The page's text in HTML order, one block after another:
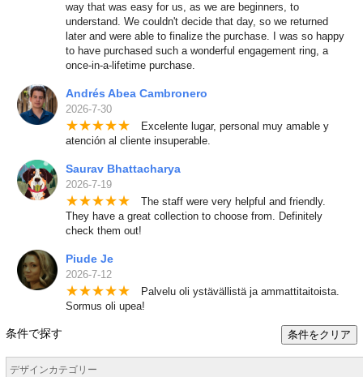
way that was easy for us, as we are beginners, to
understand. We couldn't decide that day, so we returned
later and were able to finalize the purchase. I was so happy
to have purchased such a wonderful engagement ring, a
once-in-a-lifetime purchase.
Andrés Abea Cambronero
2026-7-30
★★★★★ Excelente lugar, personal muy amable y
atención al cliente insuperable.
Saurav Bhattacharya
2026-7-19
★★★★★ The staff were very helpful and friendly.
They have a great collection to choose from. Definitely
check them out!
Piude Je
2026-7-12
★★★★★ Palvelu oli ystävällistä ja ammattitaitoista.
Sormus oli upea!
条件で探す 条件をクリア
デザインカテゴリー